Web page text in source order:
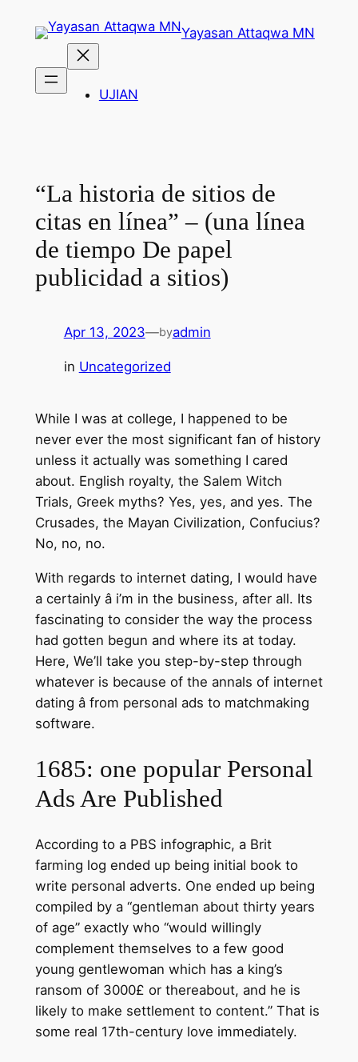
Yayasan Attaqwa MN
UJIAN
“La historia de sitios de
citas en línea” – (una línea
de tiempo De papel
publicidad a sitios)
Apr 13, 2023—byadmin
in Uncategorized
While I was at college, I happened to be
never ever the most significant fan of history
unless it actually was something I cared
about. English royalty, the Salem Witch
Trials, Greek myths? Yes, yes, and yes. The
Crusades, the Mayan Civilization, Confucius?
No, no, no.
With regards to internet dating, I would have
a certainly â i’m in the business, after all. Its
fascinating to consider the way the process
had gotten begun and where its at today.
Here, We’ll take you step-by-step through
whatever is because of the annals of internet
dating â from personal ads to matchmaking
software.
1685: one popular Personal
Ads Are Published
According to a PBS infographic, a Brit
farming log ended up being initial book to
write personal adverts. One ended up being
compiled by a “gentleman about thirty years
of age” exactly who “would willingly
complement themselves to a few good
young gentlewoman which has a king’s
ransom of 3000£ or thereabout, and he is
likely to make settlement to content.” That is
some real 17th-century love immediately.